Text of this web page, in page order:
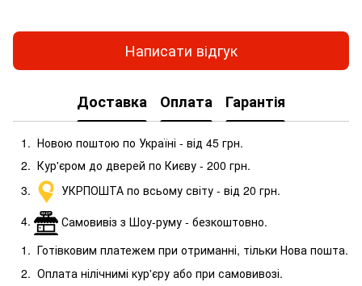
Написати відгук
Доставка Оплата Гарантія
Новою поштою по Україні - від 45 грн.
Кур'єром до дверей по Києву - 200 грн.
УКРПОШТА по всьому світу - від 20 грн.
Самовивіз з Шоу-руму - безкоштовно.
Готівковим платежем при отриманні, тільки Нова пошта.
Оплата нілічнимі кур'єру або при самовивозі.